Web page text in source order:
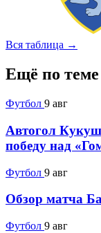
Вся таблица →
Ещё по теме
Футбол 9 авг
Автогол
победу над
Футбол 9 авг
Обзор матча
Футбол 9 авг